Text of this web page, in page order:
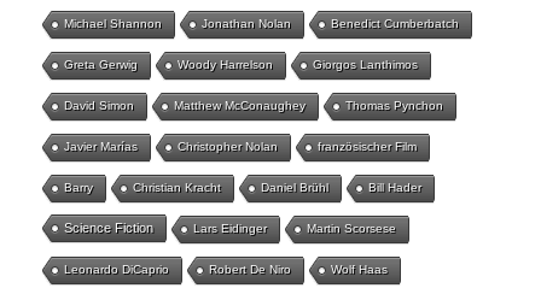
Michael Shannon Jonathan Nolan Benedict Cumberbatch
Greta Gerwig Woody Harrelson Giorgos Lanthimos
David Simon Matthew McConaughey Thomas Pynchon
Javier Marías Christopher Nolan französischer Film
Barry Christian Kracht Daniel Brühl Bill Hader
Science Fiction Lars Eidinger Martin Scorsese
Leonardo DiCaprio Robert De Niro Wolf Haas